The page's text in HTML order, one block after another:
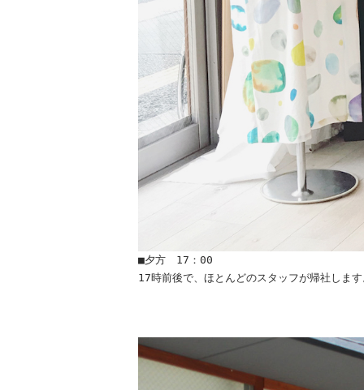
■夕方 17：00
17時前後で、ほとんどのスタッフが帰社しま